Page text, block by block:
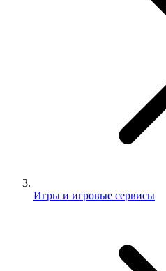
Игры и игровые сервисы